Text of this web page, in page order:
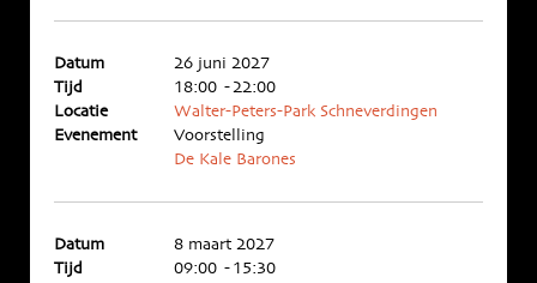
Datum
26 juni 2027
Tijd
18:00 - 22:00
Locatie
Walter-Peters-Park Schneverdingen
Evenement
Voorstelling
De Kale Barones
Datum
8 maart 2027
Tijd
09:00 - 15:30